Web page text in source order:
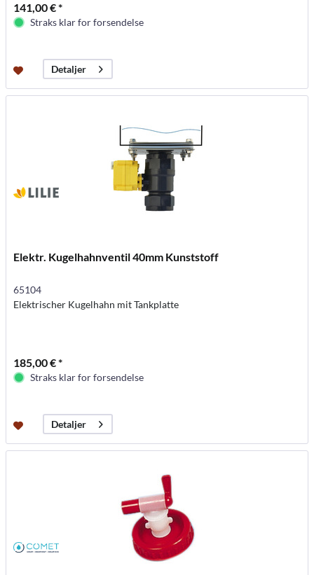
141,00 € *
Straks klar for forsendelse
Detaljer
Elektr. Kugelhahnventil 40mm Kunststoff
65104
Elektrischer Kugelhahn mit Tankplatte
185,00 € *
Straks klar for forsendelse
Detaljer